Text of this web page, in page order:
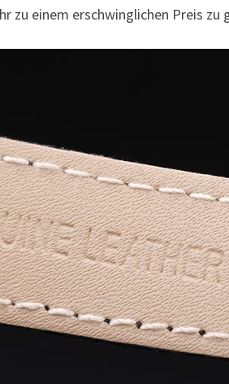
zu einem erschwinglichen Preis zu